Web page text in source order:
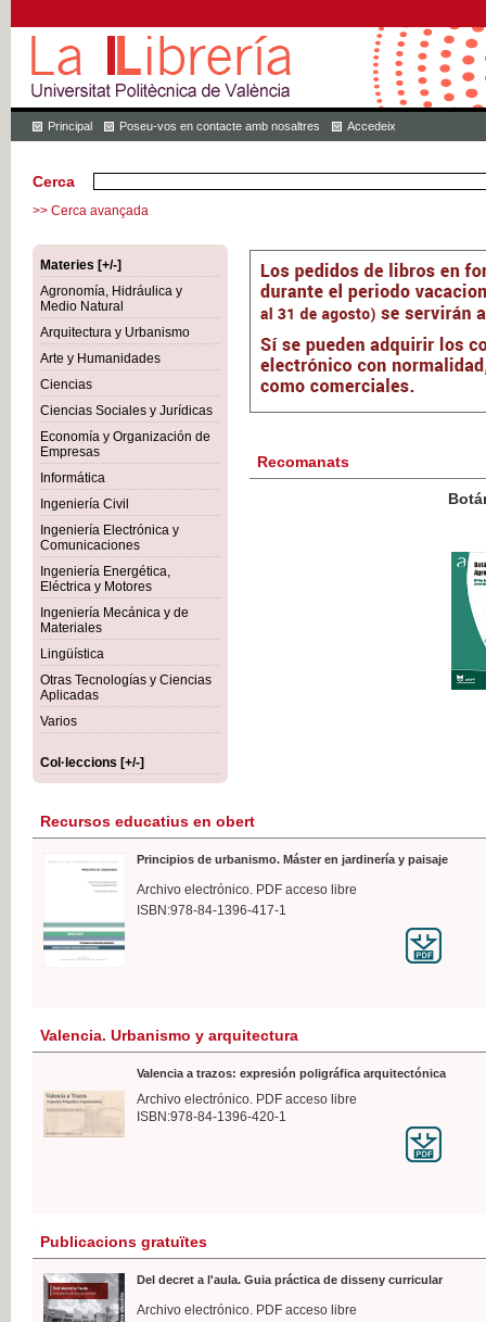
Principal Poseu-vos en contacte amb nosaltres Accedeix
Cerca
>> Cerca avançada
Materies [+/-]
Agronomía, Hidráulica y
Medio Natural
Arquitectura y Urbanismo
Arte y Humanidades
Ciencias
Ciencias Sociales y Jurídicas
Economía y Organización de
Empresas
Informática
Ingeniería Civil
Ingeniería Electrónica y
Comunicaciones
Ingeniería Energética,
Eléctrica y Motores
Ingeniería Mecánica y de
Materiales
Lingüística
Otras Tecnologías y Ciencias
Aplicadas
Varios
Col·leccions [+/-]
Recomanats
IVA
Recursos educatius en obert
Principios de urbanismo. Máster en jardinería y paisaje
Archivo electrónico. PDF acceso libre
ISBN:978-84-1396-417-1
Valencia. Urbanismo y arquitectura
Valencia a trazos: expresión poligráfica arquitectónica
Archivo electrónico. PDF acceso libre
ISBN:978-84-1396-420-1
Publicacions gratuïtes
Del decret a l'aula. Guia práctica de disseny curricular
Archivo electrónico. PDF acceso libre